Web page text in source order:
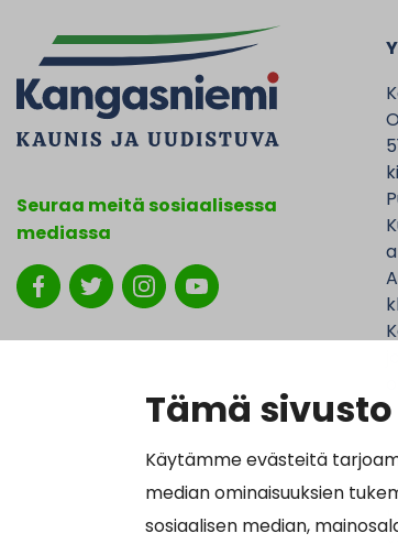
Tämä
Käytämme evästeitä
median ominaisuuksien
sosiaalisen median,
Seuraa meitä sosiaalisessa
mediassa